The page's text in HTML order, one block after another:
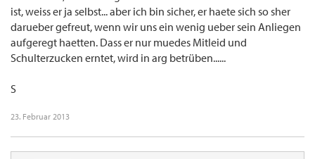
ist, weiss er ja selbst... aber ich bin sicher, er haete sich so sher
darueber gefreut, wenn wir uns ein wenig ueber sein Anliegen
aufgeregt haetten. Dass er nur muedes Mitleid und
Schulterzucken erntet, wird in arg betrüben......
S
23. Februar 2013